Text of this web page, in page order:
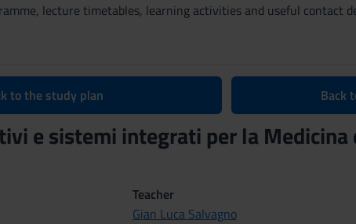
lecture timetables, learning activities and useful contact
to the study plan Back
e sistemi integrati per la
Teacher
Gian Luca Salvagno